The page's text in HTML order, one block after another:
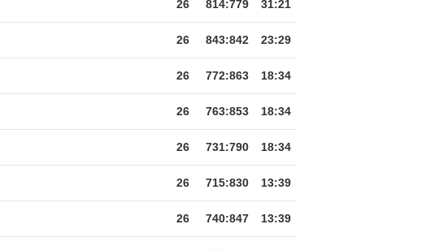
26 814:779 31:21
26 843:842 23:29
26 772:863 18:34
26 763:853 18:34
26 731:790 18:34
26 715:830 13:39
26 740:847 13:39